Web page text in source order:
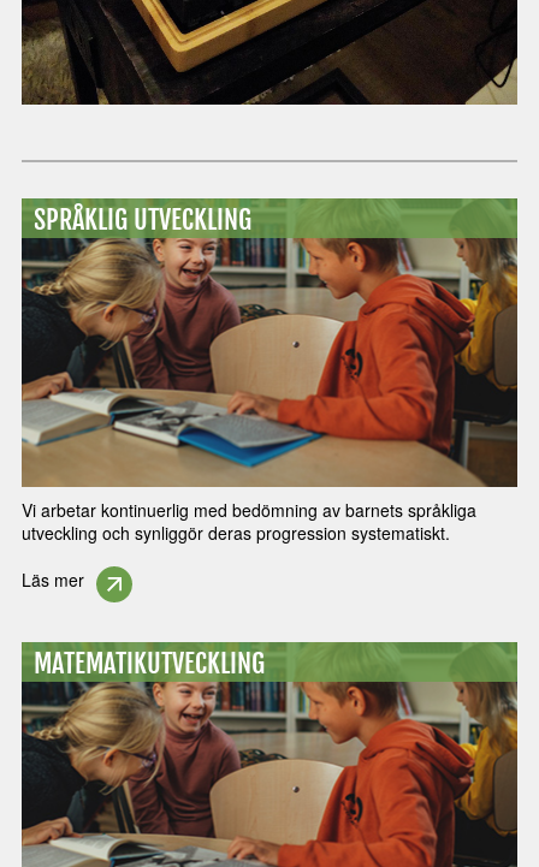
SPRÅKLIG UTVECKLING
Vi arbetar kontinuerlig med bedömning av barnets språkliga
utveckling och synliggör deras progression systematiskt.
Läs mer
MATEMATIKUTVECKLING